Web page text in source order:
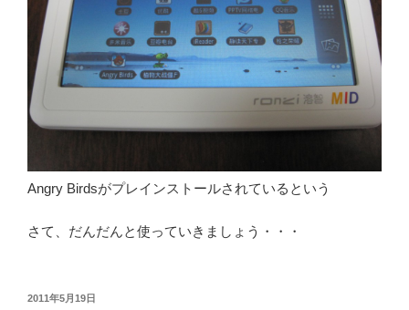
Angry Birdsがプレインストールされているという
さて、だんだんと使っていきましょう・・・
投
2011年5月19日